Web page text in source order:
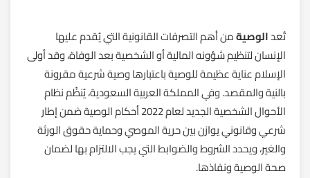
تُعدالوصيةمن أهم التصرفات القانونية التي يُقدم عليها
الإنسان لتنظيم شؤونه المالية أو الشخصية بعد الوفاة، وقد أولى
الإسلام عناية عظيمة للوصية باعتبارها وصية شرعية مقرونة
بالنية والمقصد. وفي المملكة العربية السعودية، يُنظّم نظام
الأحوال الشخصية الجديد لعام 2022 أحكام الوصية ضمن إطار
شرعي وقانوني يوازن بين حرية الموصي وحماية حقوق الورثة
والغير، ويحدد الشروط والضوابط التي يجب الالتزام بها لضمان
صحة الوصية ونفاذها.